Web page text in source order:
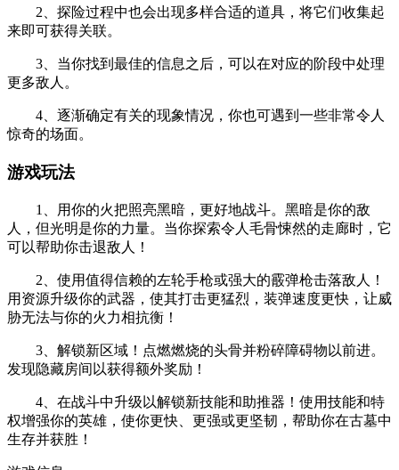
2、探险过程中也会出现多样合适的道具，将它们收集起
来即可获得关联。
3、当你找到最佳的信息之后，可以在对应的阶段中处理
更多敌人。
4、逐渐确定有关的现象情况，你也可遇到一些非常令人
惊奇的场面。
游戏玩法
1、用你的火把照亮黑暗，更好地战斗。黑暗是你的敌
人，但光明是你的力量。当你探索令人毛骨悚然的走廊时，它
可以帮助你击退敌人！
2、使用值得信赖的左轮手枪或强大的霰弹枪击落敌人！
用资源升级你的武器，使其打击更猛烈，装弹速度更快，让威
胁无法与你的火力相抗衡！
3、解锁新区域！点燃燃烧的头骨并粉碎障碍物以前进。
发现隐藏房间以获得额外奖励！
4、在战斗中升级以解锁新技能和助推器！使用技能和特
权增强你的英雄，使你更快、更强或更坚韧，帮助你在古墓中
生存并获胜！